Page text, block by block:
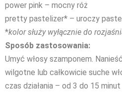
power pink – mocny róż
pretty pastelizer* – uroczy
*kolor służy wyłącznie do
Sposób zastosowania:
Umyć włosy szamponem.
wilgotne lub całkowicie suche
czas działania – od 3 do 15